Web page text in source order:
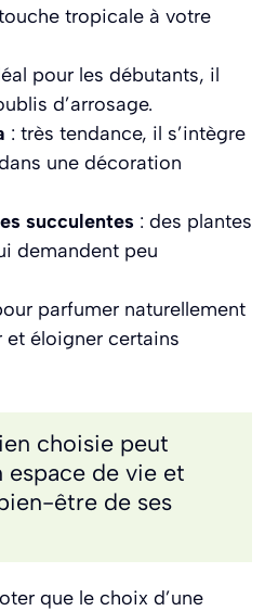
tropicale à votre
pour les débutants, il
d’arrosage.
: très tendance, il s’intègre
une décoration
succulentes : des plantes
demandent peu
parfumer naturellement
et éloigner certains
choisie peut
de vie et
être de ses
que le choix d’une